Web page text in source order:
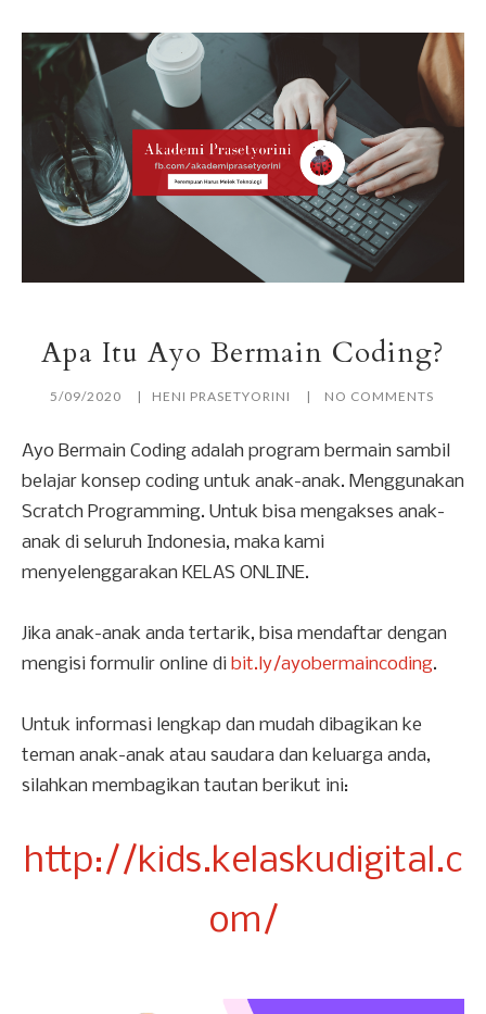
Apa Itu Ayo Bermain Coding?
5/09/2020 HENI PRASETYORINI NO COMMENTS
Ayo Bermain Coding adalah program bermain sambil
belajar konsep coding untuk anak-anak. Menggunakan
Scratch Programming. Untuk bisa mengakses anak-
anak di seluruh Indonesia, maka kami
menyelenggarakan KELAS ONLINE.
Jika anak-anak anda tertarik, bisa mendaftar dengan
mengisi formulir online di bit.ly/ayobermaincoding.
Untuk informasi lengkap dan mudah dibagikan ke
teman anak-anak atau saudara dan keluarga anda,
silahkan membagikan tautan berikut ini:
http://kids.kelaskudigital.c
om/